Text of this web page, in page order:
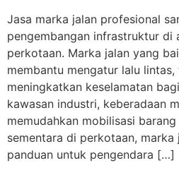
Jasa marka jalan profesional
pengembangan infrastruktur di
perkotaan. Marka jalan yang
membantu mengatur lalu
meningkatkan keselamatan
kawasan industri, keberadaan
memudahkan mobilisasi
sementara di perkotaan, marka
panduan untuk pengendara […]